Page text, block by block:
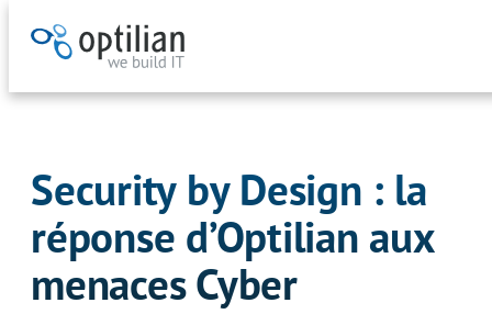
Aller
Security by Design : la
réponse d’Optilian aux
menaces Cyber